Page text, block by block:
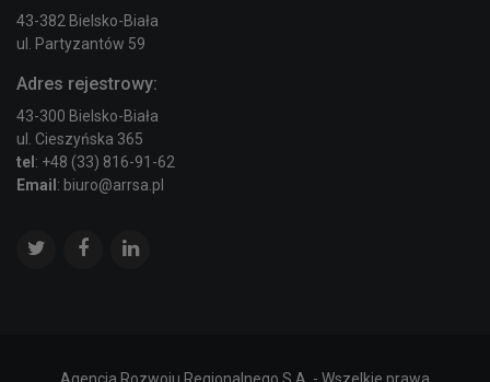
43-382 Bielsko-Biała
ul. Partyzantów 59
Adres rejestrowy:
43-300 Bielsko-Biała
ul. Cieszyńska 365
tel : +48 (33) 816-91-62
Email : biuro@arrsa.pl